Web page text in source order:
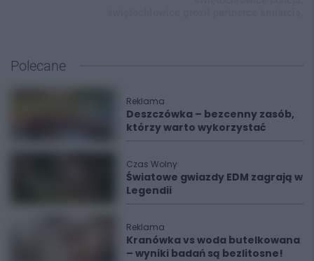
Polecane
Reklama
Deszczówka – bezcenny zasób,
którzy warto wykorzystać
Czas Wolny
Światowe gwiazdy EDM zagrają w
Legendii
Reklama
Kranówka vs woda butelkowana
– wyniki badań są bezlitosne!